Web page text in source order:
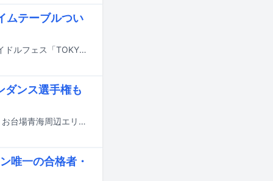
ムテーブルつい
7月31日から8月2日までの3日間、東京・お台場青海周辺エリアにて行われるアイドルフェス「TOKYO IDOL FESTIVAL 2026 supported by にしたんクリニック」のタイムテーブルが発表された。
ダンス選手権も
ももいろクローバーZの佐々木彩夏が、7月31日から8月2日までの3日間、東京・お台場青海周辺エリアにて行われるアイドルフェス「TOKYO IDOL FESTIVAL 2026 supported by にしたんクリニック」に出演する。
唯一の合格者・